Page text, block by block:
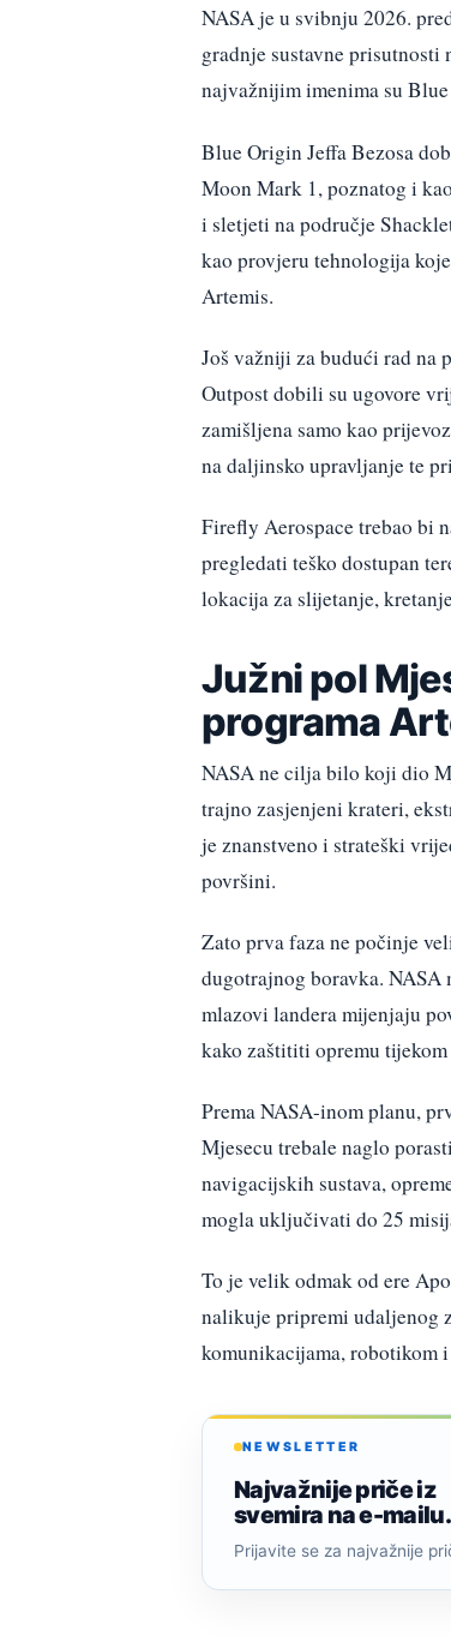
NASA je u svibnju 2026.
gradnje sustavne prisutnosti
najvažnijim imenima su
Blue Origin Jeffa Bezosa
Moon Mark 1, poznatog i
i sletjeti na područje
kao provjeru tehnologija
Artemis.
Još važniji za budući rad na
Outpost dobili su ugovore
zamišljena samo kao
na daljinsko upravljanje te
Firefly Aerospace trebao bi
pregledati teško dostupan
lokacija za slijetanje,
Južni pol
programa
NASA ne cilja bilo koji dio
trajno zasjenjeni krateri,
je znanstveno i strateški
površini.
Zato prva faza ne počinje
dugotrajnog boravka. NASA
mlazovi landera mijenjaju
kako zaštititi opremu
Prema NASA-inom planu,
Mjesecu trebale naglo
navigacijskih sustava,
mogla uključivati do 25
To je velik odmak od ere
nalikuje pripremi udaljenog
komunikacijama, robotikom
NEWSLETTER
Najvažnije priče iz
svemira na e-mailu.
Prijavite se za najvažnije